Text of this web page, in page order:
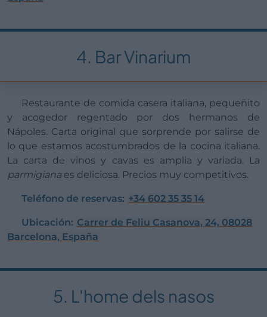
4. Bar Vinarium
Restaurante de comida casera italiana, pequeñito
y acogedor regentado por dos hermanos de
Nápoles. Carta original que sorprende por salirse de
lo que estamos acostumbrados de la cocina italiana.
La carta de vinos y cavas es amplia y variada. La
parmigiana es deliciosa. Precios muy competitivos.
Teléfono de reservas: +34 602 35 35 14
Ubicación: Carrer de Feliu Casanova, 24, 08028
Barcelona, España
5. L'home dels nasos